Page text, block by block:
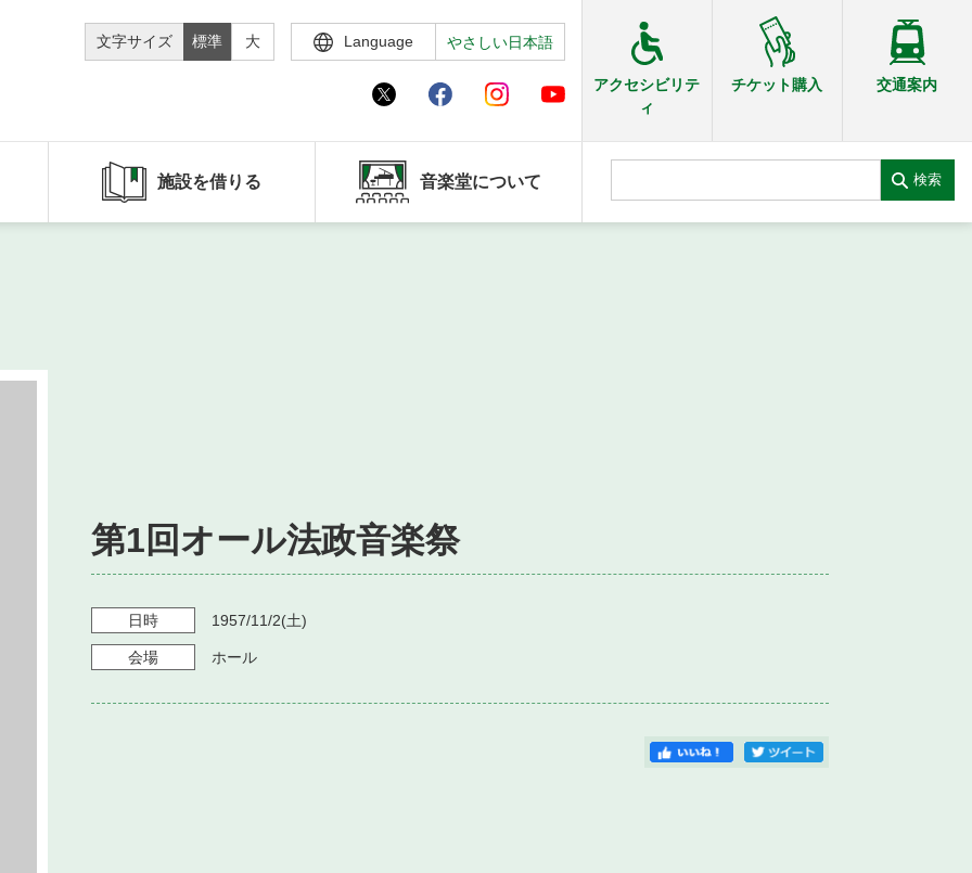
文字サイズ 標準 大 Language やさしい日本語
アクセシビリテ
ィ
チケット購入 交通案内
施設を借りる 音楽堂について 検索
第1回オール法政音楽祭
日時 1957/11/2(土)
会場 ホール